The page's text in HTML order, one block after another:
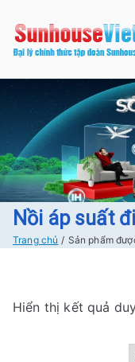
tới
nội
dung
Nồi áp suất
Trang chủ Sản phẩm
Hiển thị kết quả